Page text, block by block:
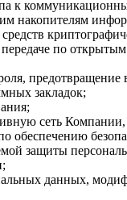
к
накопителям
по
предотвращение
закладок;
сеть
обеспечению
защиты
данных,